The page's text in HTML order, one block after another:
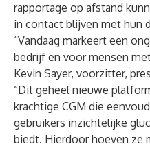
rapportage op afstand
in contact blijven met hun
“Vandaag markeert een
bedrijf en voor mensen
Kevin Sayer, voorzitter,
“Dit geheel nieuwe
krachtige CGM die
gebruikers inzichtelijke
biedt. Hierdoor hoeven ze